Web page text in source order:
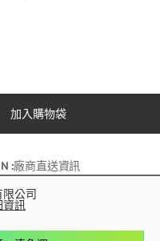
加入購物袋
:廠商直送資訊
公司
資訊